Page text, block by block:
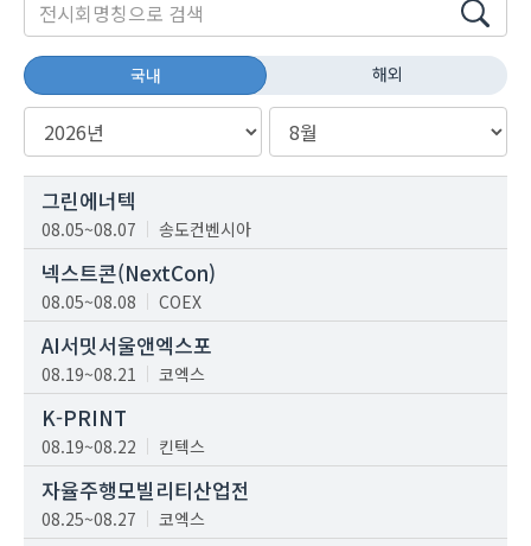
국내 해외
그린에너텍
08.05~08.07 송도컨벤시아
넥스트콘(NextCon)
08.05~08.08 COEX
AI서밋서울앤엑스포
08.19~08.21 코엑스
K-PRINT
08.19~08.22 킨텍스
자율주행모빌리티산업전
08.25~08.27 코엑스